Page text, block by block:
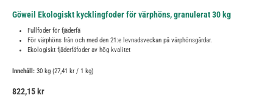
Göweil Ekologiskt kycklingfoder för värphöns, granulerat 30 kg
Fullfoder för fjäderfä
För värphöns från och med den 21:e levnadsveckan på värphönsgårdar.
Ekologiskt fjäderfäfoder av hög kvalitet
Innehåll: 30 kg (27,41 kr / 1 kg)
Ordinarie pris:
822,15 kr